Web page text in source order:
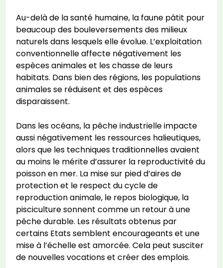
Au-delà de la santé humaine, la faune pâtit pour
beaucoup des bouleversements des milieux
naturels dans lesquels elle évolue. L’exploitation
conventionnelle affecte négativement les
espèces animales et les chasse de leurs
habitats. Dans bien des régions, les populations
animales se réduisent et des espèces
disparaissent.
Dans les océans, la pêche industrielle impacte
aussi négativement les ressources halieutiques,
alors que les techniques traditionnelles avaient
au moins le mérite d’assurer la reproductivité du
poisson en mer. La mise sur pied d’aires de
protection et le respect du cycle de
reproduction animale, le repos biologique, la
pisciculture sonnent comme un retour à une
pêche durable. Les résultats obtenus par
certains Etats semblent encourageants et une
mise à l’échelle est amorcée. Cela peut susciter
de nouvelles vocations et créer des emplois.